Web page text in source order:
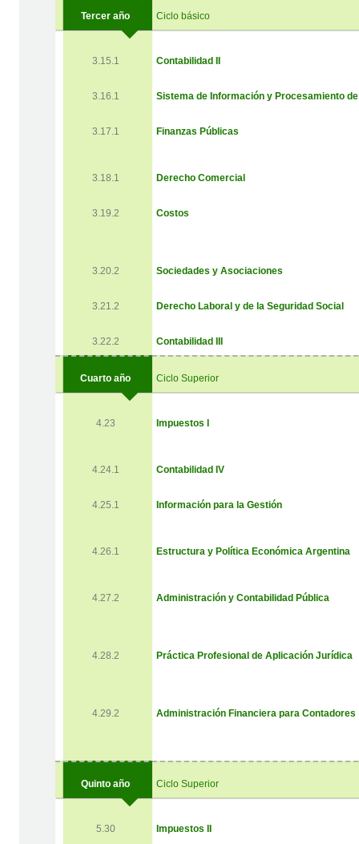
Tercer año Ciclo básico
3.15.1 Contabilidad II
3.16.1 Sistema de Información y Procesamiento
3.17.1 Finanzas Públicas
3.18.1 Derecho Comercial
3.19.2 Costos
3.20.2 Sociedades y Asociaciones
3.21.2 Derecho Laboral y de la Seguridad Social
3.22.2 Contabilidad III
Cuarto año Ciclo Superior
4.23 Impuestos I
4.24.1 Contabilidad IV
4.25.1 Información para la Gestión
4.26.1 Estructura y Política Económica Argentina
4.27.2 Administración y Contabilidad Pública
4.28.2 Práctica Profesional de Aplicación Jurídica
4.29.2 Administración Financiera para Contadores
Quinto año Ciclo Superior
5.30 Impuestos II